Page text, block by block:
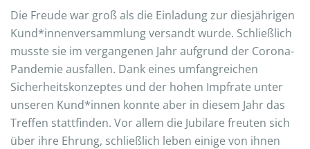
Die Freude war groß als die Einladung zur diesjährigen
Kund*innenversammlung versandt wurde. Schließlich
musste sie im vergangenen Jahr aufgrund der Corona-
Pandemie ausfallen. Dank eines umfangreichen
Sicherheitskonzeptes und der hohen Impfrate unter
unseren Kund*innen konnte aber in diesem Jahr das
Treffen stattfinden. Vor allem die Jubilare freuten sich
über ihre Ehrung, schließlich leben einige von ihnen